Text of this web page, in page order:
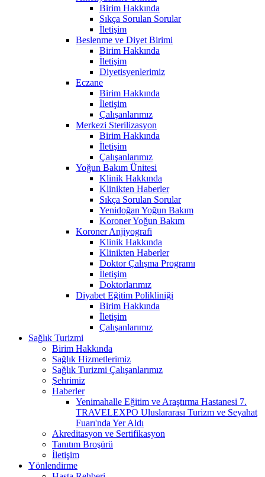
Birim Hakkında
Sıkça Sorulan Sorular
İletişim
Beslenme ve Diyet Birimi
Birim Hakkında
İletişim
Diyetisyenlerimiz
Eczane
Birim Hakkında
İletişim
Çalışanlarımız
Merkezi Sterilizasyon
Birim Hakkında
İletişim
Çalışanlarımız
Yoğun Bakım Ünitesi
Klinik Hakkında
Klinikten Haberler
Sıkça Sorulan Sorular
Yenidoğan Yoğun Bakım
Koroner Yoğun Bakım
Koroner Anjiyografi
Klinik Hakkında
Klinikten Haberler
Doktor Çalışma Programı
İletişim
Doktorlarımız
Diyabet Eğitim Polikliniği
Birim Hakkında
İletişim
Çalışanlarımız
Sağlık Turizmi
Birim Hakkında
Sağlık Hizmetlerimiz
Sağlık Turizmi Çalışanlarımız
Şehrimiz
Haberler
Yenimahalle Eğitim ve Araştırma Hastanesi 7.
TRAVELEXPO Uluslararası Turizm ve Seyahat
Fuarı'nda Yer Aldı
Akreditasyon ve Sertifikasyon
Tanıtım Broşürü
İletişim
Yönlendirme